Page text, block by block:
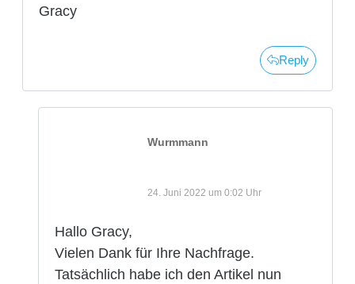
Gracy
Reply
Wurmmann
24. Juni 2022 um 0:02 Uhr
Hallo Gracy,
Vielen Dank für Ihre Nachfrage.
Tatsächlich habe ich den Artikel nun